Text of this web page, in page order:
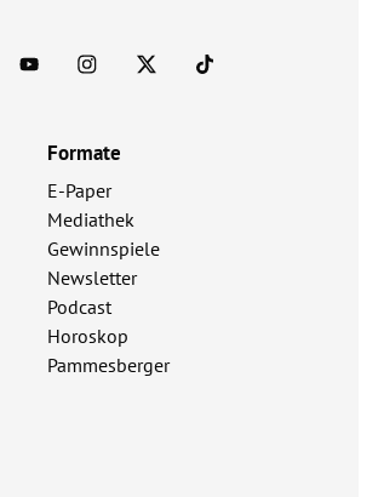
Formate
E-Paper
Mediathek
Gewinnspiele
Newsletter
Podcast
Horoskop
Pammesberger